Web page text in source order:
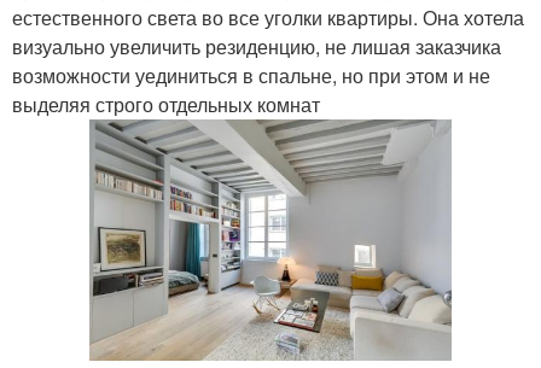
естественного света во все уголки квартиры. Она хотела
визуально увеличить резиденцию, не лишая заказчика
возможности уединиться в спальне, но при этом и не
выделяя строго отдельных комнат